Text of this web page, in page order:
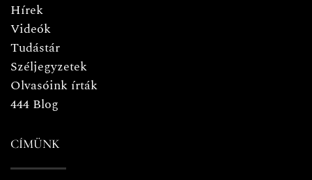
Hírek
Videók
Tudástár
Széljegyzetek
Olvasóink írták
444 Blog
CÍMÜNK